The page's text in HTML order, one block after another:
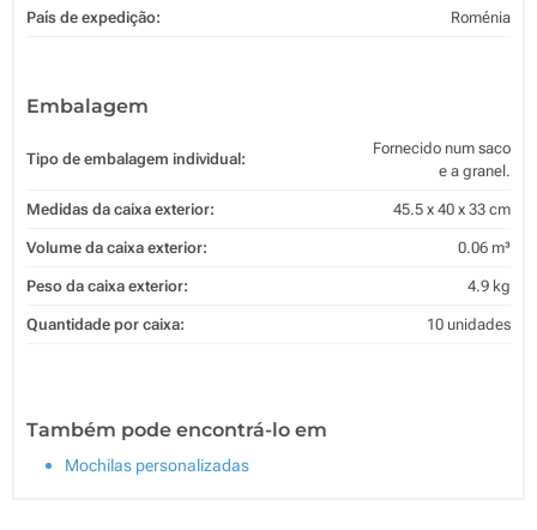
País de expedição: Roménia
Embalagem
Tipo de embalagem individual:
Fornecido num saco
e a granel.
Medidas da caixa exterior: 45.5 x 40 x 33 cm
Volume da caixa exterior: 0.06 m³
Peso da caixa exterior: 4.9 kg
Quantidade por caixa: 10 unidades
Também pode encontrá-lo em
Mochilas personalizadas